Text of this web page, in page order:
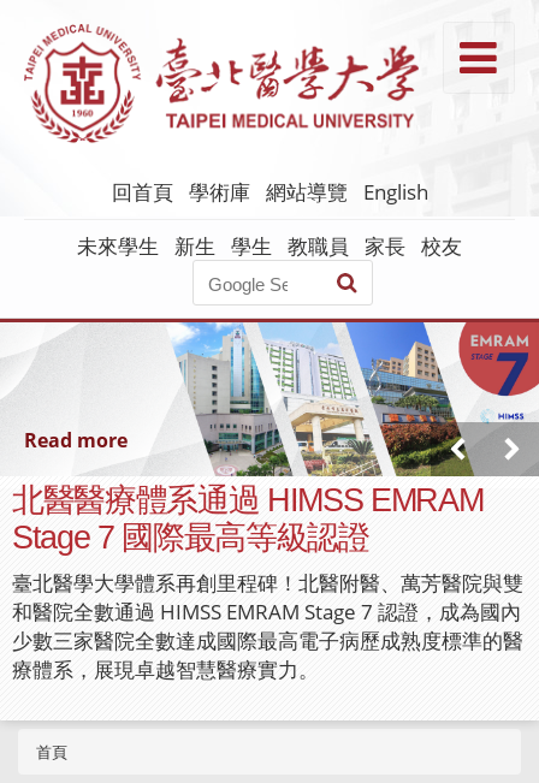
主
要
回首頁 學術庫 網站導覽
English
未來學生
新生 學生 教職員 家長 校友
北醫醫療體系通過 HIMSS EMRAM
Stage 7 國際最高等級認證
臺北醫學大學體系再創里程碑！北醫附醫、萬芳醫院與雙
和醫院全數通過 HIMSS EMRAM Stage 7 認證，成為國內
少數三家醫院全數達成國際最高電子病歷成熟度標準的醫
療體系，展現卓越智慧醫療實力。
Read more
首頁